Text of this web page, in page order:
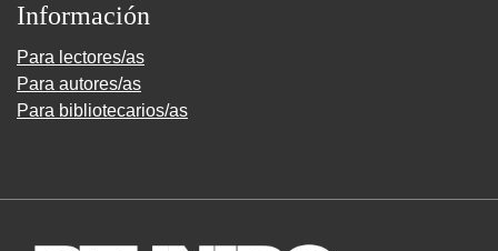
Información
Para lectores/as
Para autores/as
Para bibliotecarios/as